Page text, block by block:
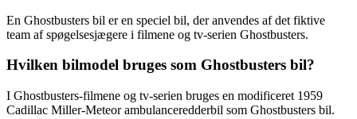
En Ghostbusters bil er en speciel bil, der anvendes af det fiktive
team af spøgelsesjægere i filmene og tv-serien Ghostbusters.
Hvilken bilmodel bruges som Ghostbusters bil?
I Ghostbusters-filmene og tv-serien bruges en modificeret 1959
Cadillac Miller-Meteor ambulanceredderbil som Ghostbusters bil.